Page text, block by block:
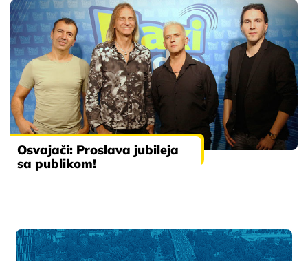
Osvajači: Proslava jubileja
sa publikom!